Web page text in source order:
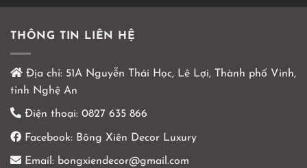
THÔNG TIN LIÊN HỆ
Địa chỉ: 51A Nguyễn Thái Học, Lê Lợi, Thành phố Vinh,
tỉnh Nghệ An
Điện thoại: 0827 635 866
Facebook: Bông Xiên Decor Luxury
Email: bongxiendecor@gmail.com